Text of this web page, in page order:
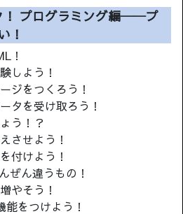
プログラミング編──プ
！
！
しよう！
ジをつくろう！
を受け取ろう！
う！？
させよう！
付けよう！
ん違うもの！
やそう！
をつけよう！